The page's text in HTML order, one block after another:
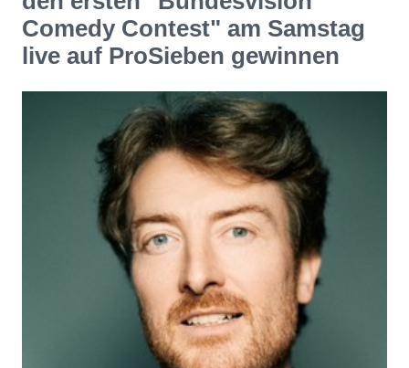
Comedy Contest" am Samstag
live auf ProSieben gewinnen